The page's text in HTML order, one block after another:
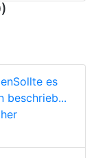
es
beschrieb...